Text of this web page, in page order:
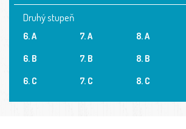
Druhý stupeň
6. A
6. B
6. C
7. A
7. B
7. C
8. A
8. B
8. C